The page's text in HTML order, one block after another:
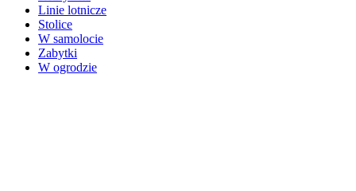
Linie lotnicze
Stolice
W samolocie
Zabytki
W ogrodzie